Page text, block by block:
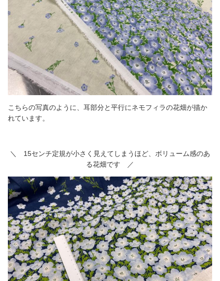
こちらの写真のように、耳部分と平行にネモフィラの花畑が描か
れています。
＼ 15センチ定規が小さく見えてしまうほど、ボリューム感のあ
る花畑です ／